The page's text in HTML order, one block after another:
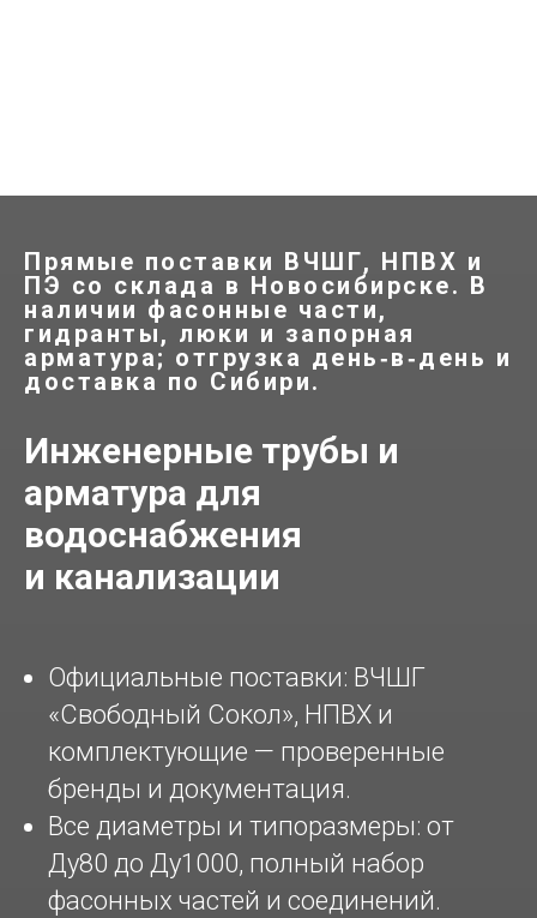
Прямые поставки ВЧШГ, НПВХ и
ПЭ со склада в Новосибирске. В
наличии фасонные части,
гидранты, люки и запорная
арматура; отгрузка день‑в‑день и
доставка по Сибири.
Инженерные трубы и
арматура для
водоснабжения
и канализации
Официальные поставки: ВЧШГ
«Свободный Сокол», НПВХ и
комплектующие — проверенные
бренды и документация.
Все диаметры и типоразмеры: от
Ду80 до Ду1000, полный набор
фасонных частей и соединений.